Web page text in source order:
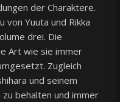
der Charaktere.
von Yuuta und Rikka
drei. Die
Art wie sie immer
Zugleich
und seinem
behalten und immer